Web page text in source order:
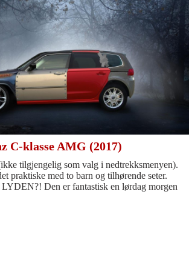
C-klasse AMG (2017)
tilgjengelig som valg i nedtrekksmenyen).
praktiske med to barn og tilhørende seter.
Den er fantastisk en lørdag morgen